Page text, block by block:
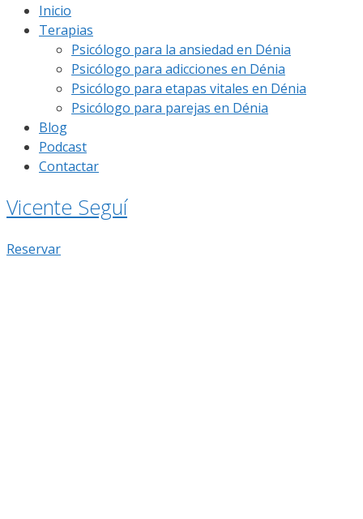
Inicio
Terapias
Psicólogo para la ansiedad en Dénia
Psicólogo para adicciones en Dénia
Psicólogo para etapas vitales en Dénia
Psicólogo para parejas en Dénia
Blog
Podcast
Contactar
Vicente Seguí
Reservar